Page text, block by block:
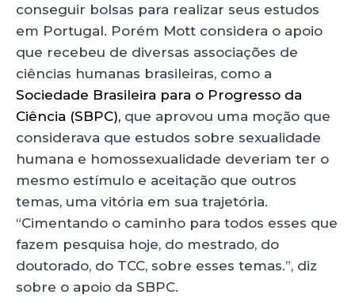
conseguir bolsas para realizar seus estudos
em Portugal. Porém Mott considera o apoio
que recebeu de diversas associações de
ciências humanas brasileiras, como a
Sociedade Brasileira para o Progresso da
Ciência (SBPC), que aprovou uma moção que
considerava que estudos sobre sexualidade
humana e homossexualidade deveriam ter o
mesmo estímulo e aceitação que outros
temas, uma vitória em sua trajetória.
“Cimentando o caminho para todos esses que
fazem pesquisa hoje, do mestrado, do
doutorado, do TCC, sobre esses temas.”, diz
sobre o apoio da SBPC.